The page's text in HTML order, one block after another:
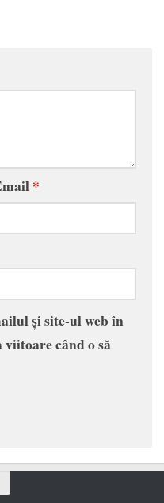
*
și site-ul web în
când o să